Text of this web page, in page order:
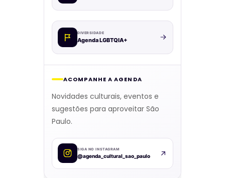
DIVERSIDADE
Agenda LGBTQIA+
ACOMPANHE A AGENDA
Novidades culturais, eventos e
sugestões para aproveitar São
Paulo.
SIGA NO INSTAGRAM
@agenda_cultural_sao_paulo